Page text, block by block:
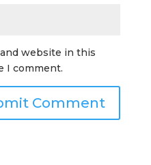
and website in this
I comment.